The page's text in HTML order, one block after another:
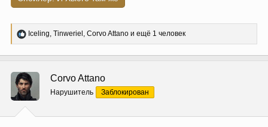
Р
ц
и
и
:
Iceling Tinweriel Corvo Attano и ещё 1 человек
Corvo Attano
Нарушитель Заблокирован